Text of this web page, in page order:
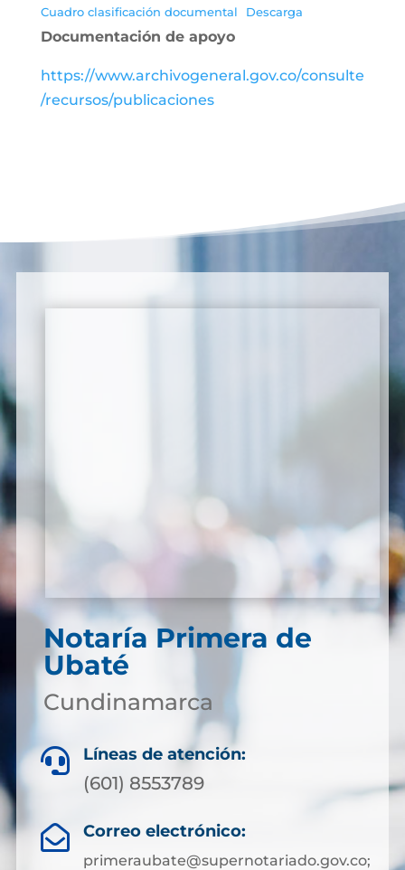
Cuadro clasificación documental
Descarga
Documentación de apoyo
https://www.archivogeneral.gov.co/consulte
/recursos/publicaciones
Notaría Primera de
Ubaté
Cundinamarca
 Líneas de atención:
(601) 8553789
 Correo electrónico:
primeraubate@supernotariado.gov.co;